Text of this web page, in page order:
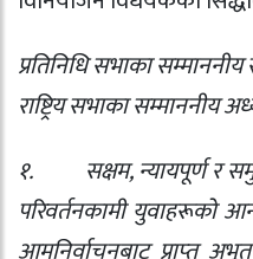
प्रतिनिधि सभाका
राष्ट्रिय सभाका सम्माननीय
१.
सक्षम,न्यायपूर्ण र
परिवर्तनकामी युवाहरूको